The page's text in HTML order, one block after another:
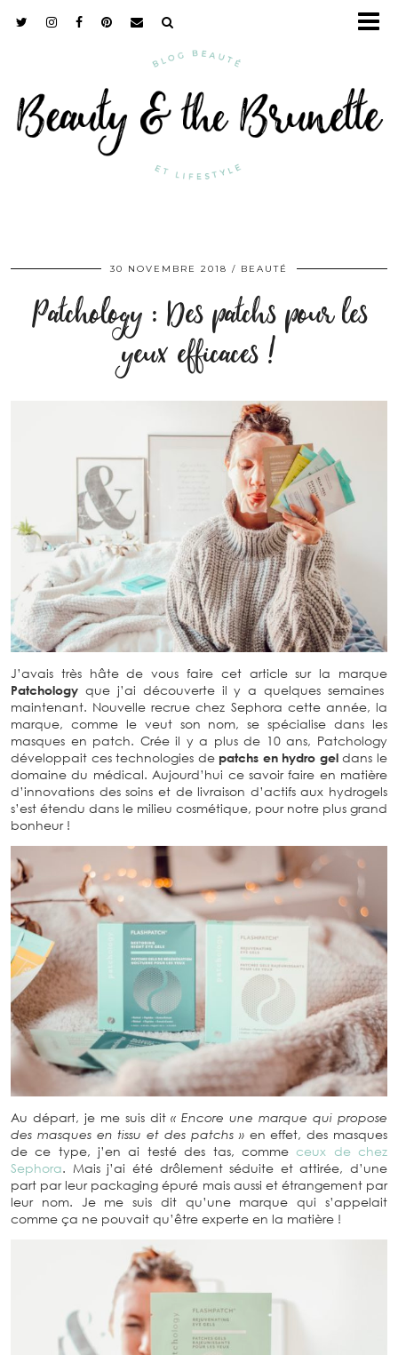
30 NOVEMBRE 2018 BEAUTÉ
Patchology : Des patchs pour les
yeux efficaces !
J’avais très hâte de vous faire cet article sur la marque
Patchology que j’ai découverte il y a quelques semaines
maintenant. Nouvelle recrue chez Sephora cette année, la
marque, comme le veut son nom, se spécialise dans les
masques en patch. Crée il y a plus de 10 ans, Patchology
développait ces technologies de patchs en hydro geldans le
domaine du médical. Aujourd’hui ce savoir faire en matière
d’innovations des soins et de livraison d’actifs aux hydrogels
s’est étendu dans le milieu cosmétique, pour notre plus grand
bonheur !
Au départ, je me suis dit« Encore une marque qui propose
des masques en tissu et des patchs »en effet, des masques
de ce type, j’en ai testé des tas, commeceux de chez
Sephora. Mais j’ai été drôlement séduite et attirée, d’une
part par leur packaging épuré mais aussi et étrangement par
leur nom. Je me suis dit qu’une marque qui s’appelait
comme ça ne pouvait qu’être experte en la matière !